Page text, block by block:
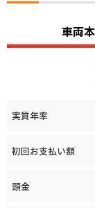
車両
実質年率
初回お支払い額
頭金